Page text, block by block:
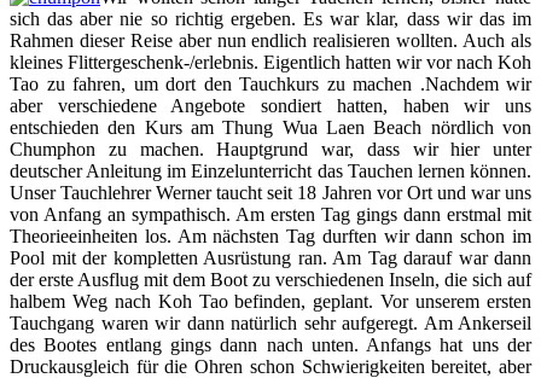
sich das aber nie so richtig ergeben. Es war klar, dass wir das im
Rahmen dieser Reise aber nun endlich realisieren wollten. Auch als
kleines Flittergeschenk-/erlebnis. Eigentlich hatten wir vor nach Koh
Tao zu fahren, um dort den Tauchkurs zu machen .Nachdem wir
aber verschiedene Angebote sondiert hatten, haben wir uns
entschieden den Kurs am Thung Wua Laen Beach nördlich von
Chumphon zu machen. Hauptgrund war, dass wir hier unter
deutscher Anleitung im Einzelunterricht das Tauchen lernen können.
Unser Tauchlehrer Werner taucht seit 18 Jahren vor Ort und war uns
von Anfang an sympathisch. Am ersten Tag gings dann erstmal mit
Theorieeinheiten los. Am nächsten Tag durften wir dann schon im
Pool mit der kompletten Ausrüstung ran. Am Tag darauf war dann
der erste Ausflug mit dem Boot zu verschiedenen Inseln, die sich auf
halbem Weg nach Koh Tao befinden, geplant. Vor unserem ersten
Tauchgang waren wir dann natürlich sehr aufgeregt. Am Ankerseil
des Bootes entlang gings dann nach unten. Anfangs hat uns der
Druckausgleich für die Ohren schon Schwierigkeiten bereitet, aber